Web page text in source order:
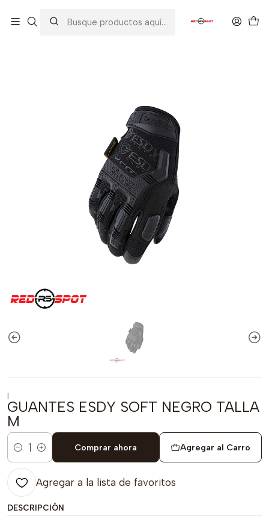
GUANTES ESDY SOFT NEGRO TALLA M
|
GUANTES ESDY SOFT NEGRO TALLA
M
Cantidad
Agregar al Carro
Comprar ahora
Agregar a la lista de favoritos
DESCRIPCIÓN